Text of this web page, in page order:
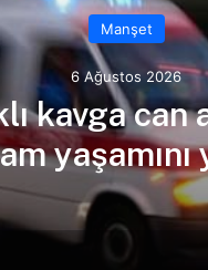
Manşet
6 Ağustos 2026
kavga can